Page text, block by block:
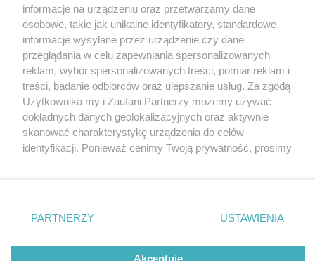
5 / 0
Nie zapomnij
zapoznać się z:
polityką prywatności regulamin korzystania z portali
Twojemiasto
Piekary Śląskie
Chorzów
Tarnowskie Góry
Gliwice
Skontakuj sięz nami
Kontakt
Wydawca
Redakcja
informacje na urządzeniu oraz przetwarzamy dane
osobowe, takie jak unikalne identyfikatory, standardowe
informacje wysyłane przez urządzenie czy dane
przeglądania w celu zapewniania spersonalizowanych
reklam, wybór spersonalizowanych treści, pomiar reklam i
treści, badanie odbiorców oraz ulepszanie usług. Za zgodą
Użytkownika my i Zaufani Partnerzy możemy używać
dokładnych danych geolokalizacyjnych oraz aktywnie
skanować charakterystykę urządzenia do celów
identyfikacji. Ponieważ cenimy Twoją prywatność, prosimy
prywatności znajdujący się w lewym dolnym rogu strony
. Niektóre rodzaje przetwarzania danych nie wymagają
zgody użytkownika, ale masz prawo sprzeciwić się
takiemu przetwarzaniu. Preferencje będą miały
PARTNERZY USTAWIENIA
Akceptuję